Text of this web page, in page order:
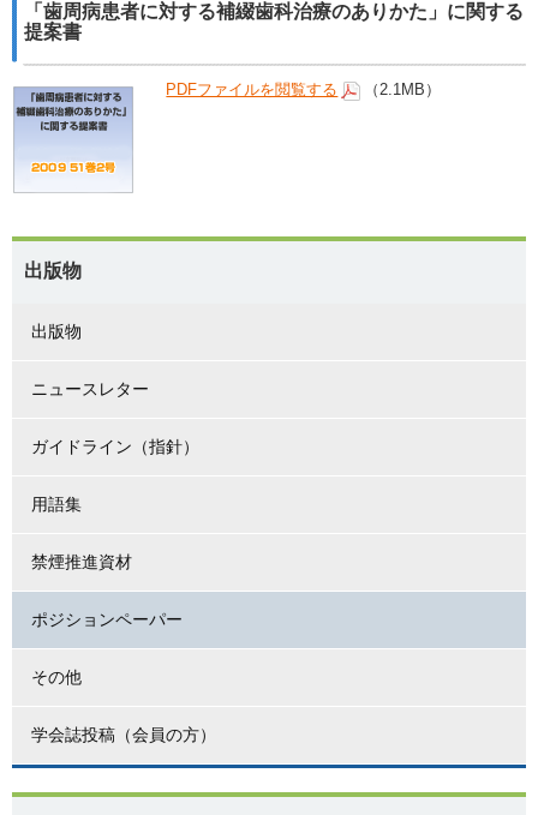
「歯周病患者に対する補綴歯科治療のありかた」に関する
提案書
PDFファイルを閲覧する （2.1MB）
出版物
出版物
ニュースレター
ガイドライン（指針）
用語集
禁煙推進資材
ポジションペーパー
その他
学会誌投稿（会員の方）